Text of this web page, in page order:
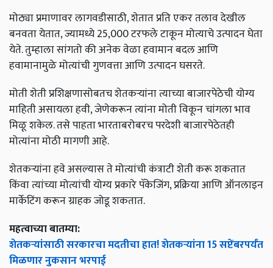
मोठ्या प्रमाणावर लागवडीसाठी, शेतात प्रति एकर तलाव देखील
बनवता येतात, ज्यामध्ये 25,000 टरफले टाकून मोत्याचे उत्पादन घेता
येते. तुम्हाला सांगतो की अनेक वेळा हवामान बदल आणि
हवामानामुळे मोत्यांची गुणवत्ता आणि उत्पादन घसरते.
मोती शेती प्रशिक्षणासोबतच शेतकऱ्यांना त्याच्या बाजारपेठेची योग्य
माहिती असायला हवी, जेणेकरून त्यांना मोती विकून चांगला भाव
मिळू शकेल. तसे पाहता भारताबरोबरच परदेशी बाजारपेठेतही
मोत्यांना मोठी मागणी आहे.
शेतकर्‍यांना हवे असल्यास ते मोत्यांची कंत्राटी शेती करू शकतात
किंवा त्यांच्या मोत्यांची योग्य प्रकारे पॅकेजिंग, प्रक्रिया आणि ऑनलाइन
मार्केटिंग करून ग्राहक जोडू शकतात.
महत्वाच्या बातम्या:
शेतकऱ्यांसाठी सरकारचा मदतीचा हात! शेतकऱ्यांना 15 सप्टेंबरपर्यंत
मिळणार नुकसान भरपाई